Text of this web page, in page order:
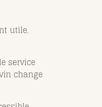
utile.
service
change